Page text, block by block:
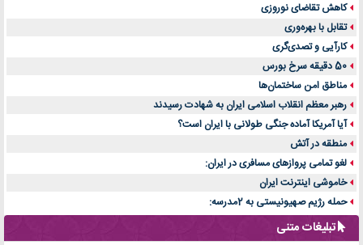
کاهش تقاضای نوروزی
تقابل با بهره‌وری
کارآیی و تصدی‌گری
50 دقیقه سرخ بورس
مناطق امن ساختمان‌ها
رهبر معظم انقلاب اسلامی ایران به شهادت رسیدند
آیا آمریکا آماده جنگی طولانی با ایران است؟
منطقه در آتش
لغو تمامی پروازهای مسافری در ایران:
خاموشی اینترنت ایران
حمله رژیم صهیونیستی به 2مدرسه:
تبلیغات متنی